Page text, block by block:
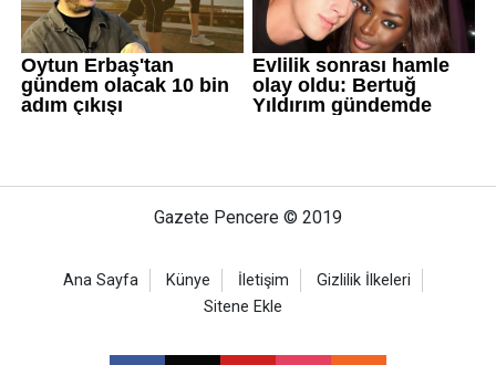
Gazete Pencere © 2019
Ana Sayfa Künye İletişim
Gizlilik İlkeleri
Sitene Ekle